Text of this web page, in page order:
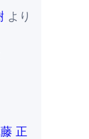
より
正